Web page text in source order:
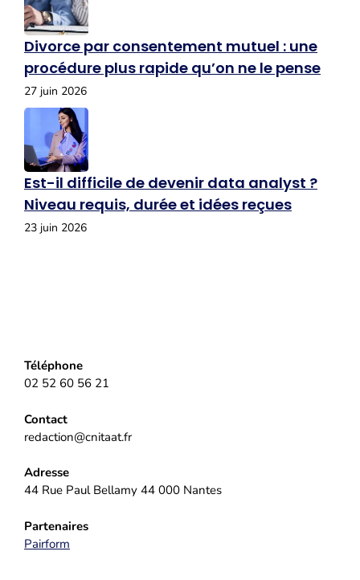
Divorce par consentement mutuel : une
procédure plus rapide qu’on ne le pense
27 juin 2026
Est-il difficile de devenir data analyst ?
Niveau requis, durée et idées reçues
23 juin 2026
Téléphone
02 52 60 56 21
Contact
redaction@cnitaat.fr
Adresse
44 Rue Paul Bellamy 44 000 Nantes
Partenaires
Pairform